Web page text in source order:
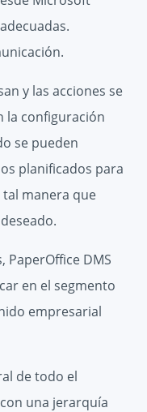
y las acciones se
la configuración
se pueden
planificados para
manera que
PaperOffice DMS
en el segmento
empresarial
de todo el
una jerarquía